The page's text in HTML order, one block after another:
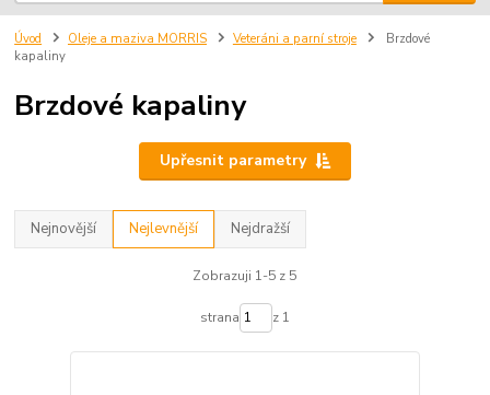
Úvod Oleje a maziva MORRIS Veteráni a parní stroje
Brzdové
kapaliny
Brzdové kapaliny
Upřesnit parametry
Nejnovější Nejlevnější Nejdražší
Zobrazuji 1-5 z 5
strana z 1